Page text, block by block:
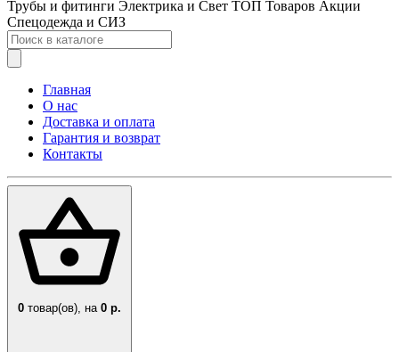
Трубы и фитинги Электрика и Свет ТОП Товаров Акции
Спецодежда и СИЗ
Главная
О нас
Доставка и оплата
Гарантия и возврат
Контакты
0 товар(ов), на 0 р.